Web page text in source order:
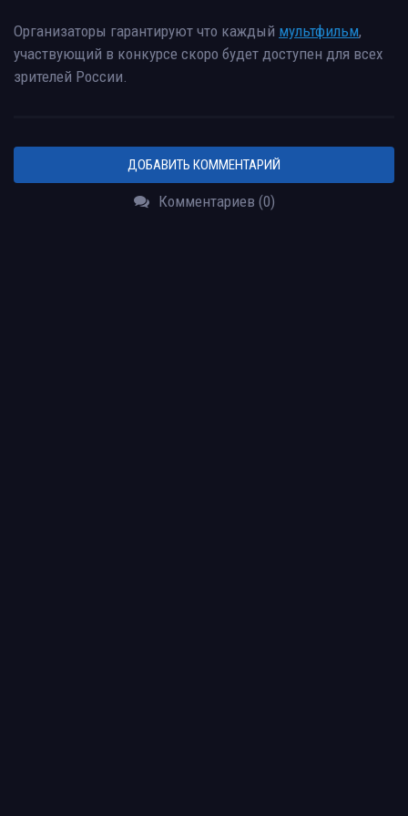
Организаторы гарантируют что каждый мультфильм,
участвующий в конкурсе скоро будет доступен для всех
зрителей России.
ДОБАВИТЬ КОММЕНТАРИЙ
Комментариев (0)